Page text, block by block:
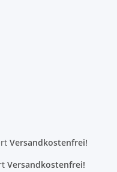
Versandkostenfrei!
Versandkostenfrei!